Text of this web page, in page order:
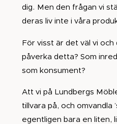
dig. Men den frågan vi
deras liv inte i våra
För visst är det väl vi och
påverka detta? Som
som konsument?
Att vi på Lundbergs
tillvara på, och omvandla
egentligen bara en liten,